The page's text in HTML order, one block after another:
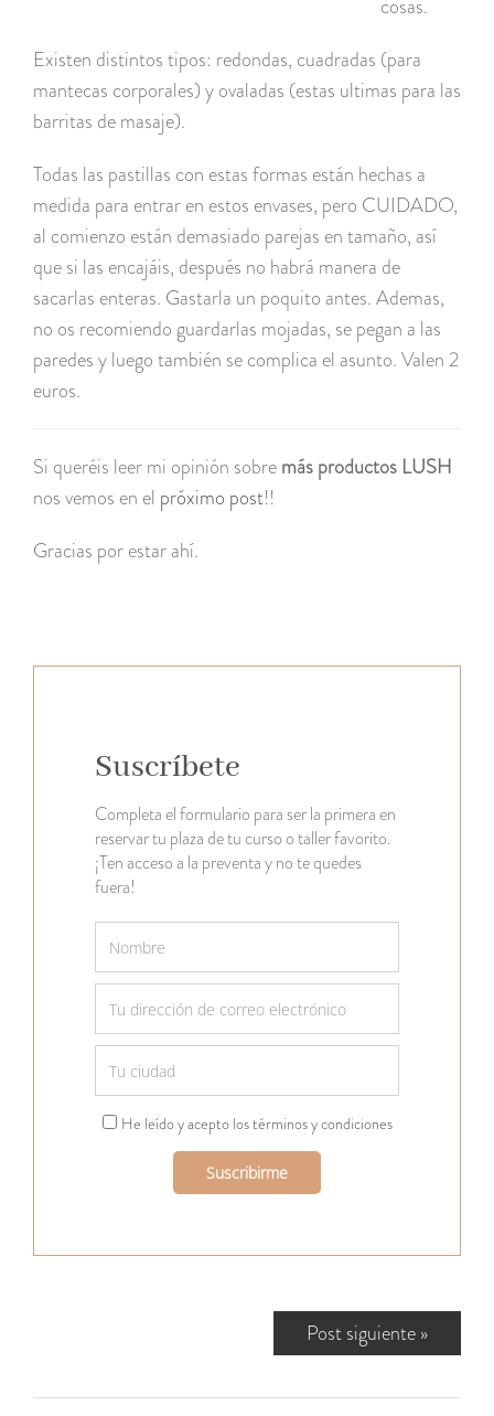
cosas.
Existen distintos tipos: redondas, cuadradas (para
mantecas corporales) y ovaladas (estas ultimas para las
barritas de masaje).
Todas las pastillas con estas formas están hechas a
medida para entrar en estos envases, pero CUIDADO,
al comienzo están demasiado parejas en tamaño, así
que si las encajáis, después no habrá manera de
sacarlas enteras. Gastarla un poquito antes. Ademas,
no os recomiendo guardarlas mojadas, se pegan a las
paredes y luego también se complica el asunto. Valen 2
euros.
Si queréis leer mi opinión sobremás productos LUSH
nos vemos en el próximo post!!
Gracias por estar ahí.
Suscríbete
Completa el formulario para ser la primera en
reservar tu plaza de tu curso o taller favorito.
¡Ten acceso a la preventa y no te quedes
fuera!
He leído y acepto los términos y condiciones
Post siguiente»